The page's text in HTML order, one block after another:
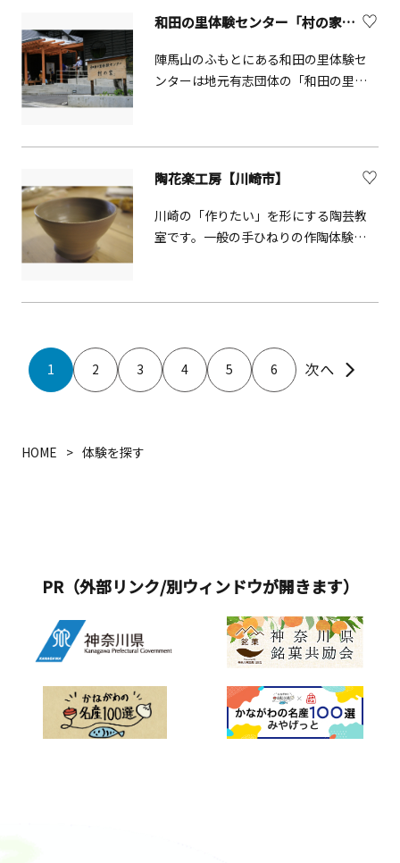
「とちおとめ」で1月上旬～6月上旬ま
で収穫体験ができます。園内のイチゴ
を使用した手作りのイチゴ大福は人気
和田の里体験センター「村の家」【相模原市】
陣馬山のふもとにある和田の里体験セ
ンターは地元有志団体の「和田の里み
象の竹細工体験やうどん打ちなど季節
に応じた豊富な体験イベントが用意さ
れています。
陶花楽工房【川崎市】
川崎の「作りたい」を形にする陶芸教
室です。一般の手ひねりの作陶体験も
1 2 3 4 5 6
HOME 体験を探す
PR（外部リンク/別ウィンドウが開きます）